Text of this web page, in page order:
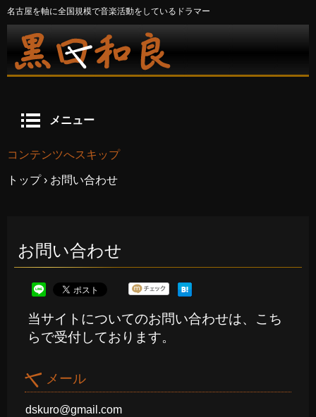
名古屋を軸に全国規模で音楽活動をしているドラマー
メニュー
コンテンツへスキップ
トップ › お問い合わせ
お問い合わせ
当サイトについてのお問い合わせは、こち
らで受付しております。
メール
dskuro@gmail.com